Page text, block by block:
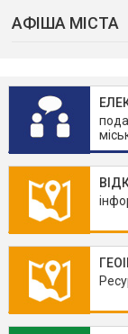
АФІША МІСТА